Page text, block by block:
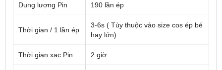
Dung lượng Pin 190 lần ép
Thời gian / 1 lần ép
3-6s ( Tùy thuộc vào size cos ép bé
hay lớn)
Thời gian xạc Pin 2 giờ